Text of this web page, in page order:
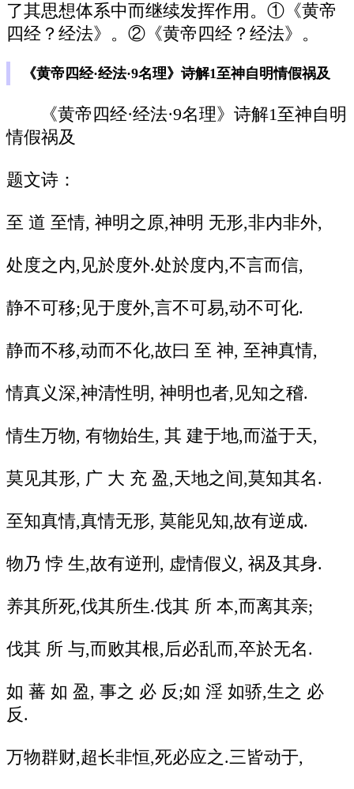
了其思想体系中而继续发挥作用。①《黄帝
四经？经法》。②《黄帝四经？经法》。
《黄帝四经·经法·9名理》诗解1至神自明情假祸及
《黄帝四经·经法·9名理》诗解1至神自明
情假祸及
题文诗：
至 道 至情, 神明之原,神明 无形,非内非外,
处度之内,见於度外.处於度内,不言而信,
静不可移;见于度外,言不可易,动不可化.
静而不移,动而不化,故曰 至 神, 至神真情,
情真义深,神清性明, 神明也者,见知之稽.
情生万物, 有物始生, 其 建于地,而溢于天,
莫见其形, 广 大 充 盈,天地之间,莫知其名.
至知真情,真情无形, 莫能见知,故有逆成.
物乃 悖 生,故有逆刑, 虚情假义, 祸及其身.
养其所死,伐其所生.伐其 所 本,而离其亲;
伐其 所 与,而败其根,后必乱而,卒於无名.
如 蕃 如 盈, 事之 必 反;如 淫 如骄,生之 必
反.
万物群财,超长非恒,死必应之.三皆动于,